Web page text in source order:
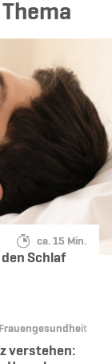
Lesedauer:
ca. 15 Min.
Schlaf
Kategorie:
Frauengesundheit
verstehen: